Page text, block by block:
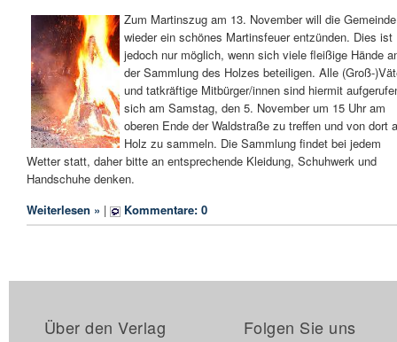
Zum Martinszug am 13. November will die Gemeinde
wieder ein schönes Martinsfeuer entzünden. Dies ist
jedoch nur möglich, wenn sich viele fleißige Hände
der Sammlung des Holzes beteiligen. Alle (Groß-
und tatkräftige Mitbürger/innen sind hiermit
sich am Samstag, den 5. November um 15 Uhr am
oberen Ende der Waldstraße zu treffen und von dort
Holz zu sammeln. Die Sammlung findet bei jedem
Wetter statt, daher bitte an entsprechende Kleidung, Schuhwerk und
Handschuhe denken.
Weiterlesen » | Kommentare: 0
Über den Verlag Folgen Sie uns